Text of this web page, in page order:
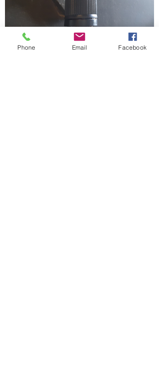
Phone Email Facebook